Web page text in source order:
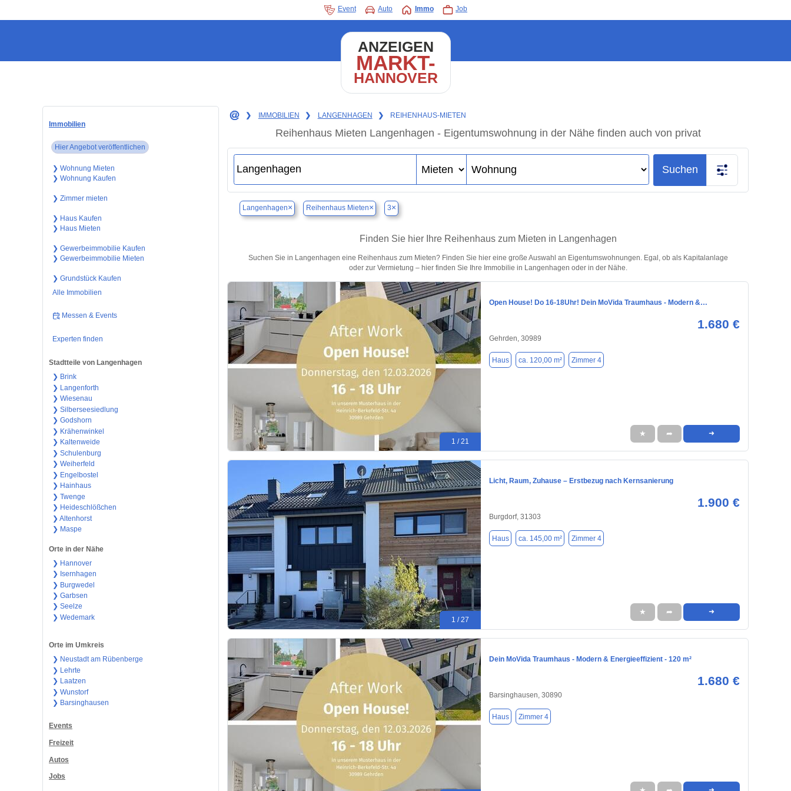
Event Auto Immo Job
ANZEIGEN
MARKT-
HANNOVER
Immobilien
Hier Angebot veröffentlichen
❯ Wohnung Mieten
❯ Wohnung Kaufen
❯ Zimmer mieten
❯ Haus Kaufen
❯ Haus Mieten
❯ Gewerbeimmobilie Kaufen
❯ Gewerbeimmobilie Mieten
❯ Grundstück Kaufen
Alle Immobilien
Messen & Events
Experten finden
Stadtteile von Langenhagen
❯ Brink
❯ Langenforth
❯ Wiesenau
❯ Silberseesiedlung
❯ Godshorn
❯ Krähenwinkel
❯ Kaltenweide
❯ Schulenburg
❯ Weiherfeld
❯ Engelbostel
❯ Hainhaus
❯ Twenge
❯ Heideschlößchen
❯ Altenhorst
❯ Maspe
Orte in der Nähe
❯ Hannover
❯ Isernhagen
❯ Burgwedel
❯ Garbsen
❯ Seelze
❯ Wedemark
Orte im Umkreis
❯ Neustadt am Rübenberge
❯ Lehrte
❯ Laatzen
❯ Wunstorf
❯ Barsinghausen
Events
Freizeit
Autos
Jobs
❯ IMMOBILIEN ❯ LANGENHAGEN ❯ REIHENHAUS-MIETEN
Reihenhaus Mieten Langenhagen - Eigentumswohnung in der Nähe finden auch von privat
Suchen
Langenhagen× Reihenhaus Mieten× 3×
Finden Sie hier Ihre Reihenhaus zum Mieten in Langenhagen
Suchen Sie in Langenhagen eine Reihenhaus zum Mieten? Finden Sie hier eine große Auswahl an Eigentumswohnungen. Egal, ob als Kapitalanlage
oder zur Vermietung – hier finden Sie Ihre Immobilie in Langenhagen oder in der Nähe.
1 / 21
Open House! Do 16-18Uhr! Dein MoVida Traumhaus - Modern &…
1.680 €
Gehrden, 30989
Haus ca. 120,00 m² Zimmer 4
★ ➦ ➜
1 / 27
Licht, Raum, Zuhause – Erstbezug nach Kernsanierung
1.900 €
Burgdorf, 31303
Haus ca. 145,00 m² Zimmer 4
★ ➦ ➜
Dein MoVida Traumhaus - Modern & Energieeffizient - 120 m²
1.680 €
Barsinghausen, 30890
Haus Zimmer 4